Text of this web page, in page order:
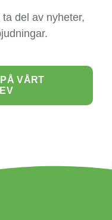
del av nyheter,
VÅRT